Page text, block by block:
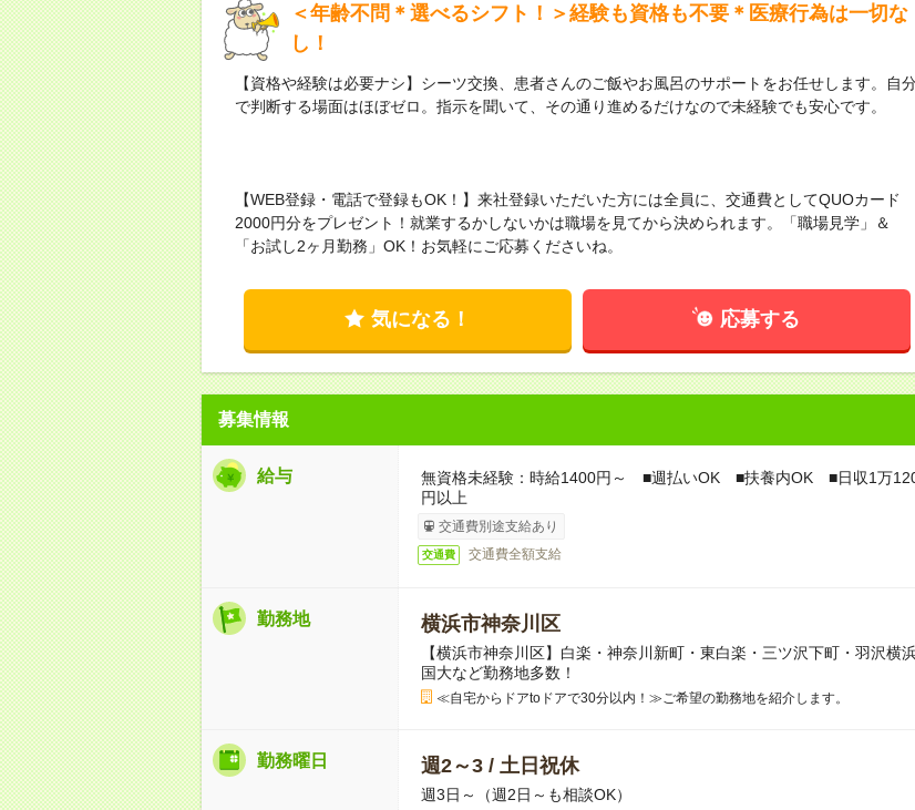
＜年齢不問＊選べるシフト！＞経験も資格も不要＊医療行為は一切な
し！
【資格や経験は必要ナシ】シーツ交換、患者さんのご飯やお風呂のサポートをお任せします。自
で判断する場面はほぼゼロ。指示を聞いて、その通り進めるだけなので未経験でも安心です。
【WEB登録・電話で登録もOK！】来社登録いただいた方には全員に、交通費としてQUOカード
2000円分をプレゼント！就業するかしないかは職場を見てから決められます。「職場見学」＆
「お試し2ヶ月勤務」OK！お気軽にご応募くださいね。
気になる！ 応募する
募集情報
給与
無資格未経験：時給1400円～ ■週払いOK ■扶養内OK ■日収1万
円以上
交通費別途支給あり
交通費 交通費全額支給
勤務地 横浜市神奈川区
【横浜市神奈川区】白楽・神奈川新町・東白楽・三ツ沢下町・羽沢横
国大など勤務地多数！
≪自宅からドアtoドアで30分以内！≫ご希望の勤務地を紹介します。
勤務曜日 週2～3 / 土日祝休
週3日～（週2日～も相談OK）